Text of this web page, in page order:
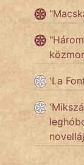
MAGYARSÁG
És
'La